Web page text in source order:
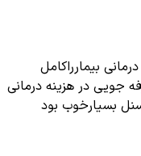
بیمارراکامل
جویی در هزینه درمانی
بسیارخوب بود